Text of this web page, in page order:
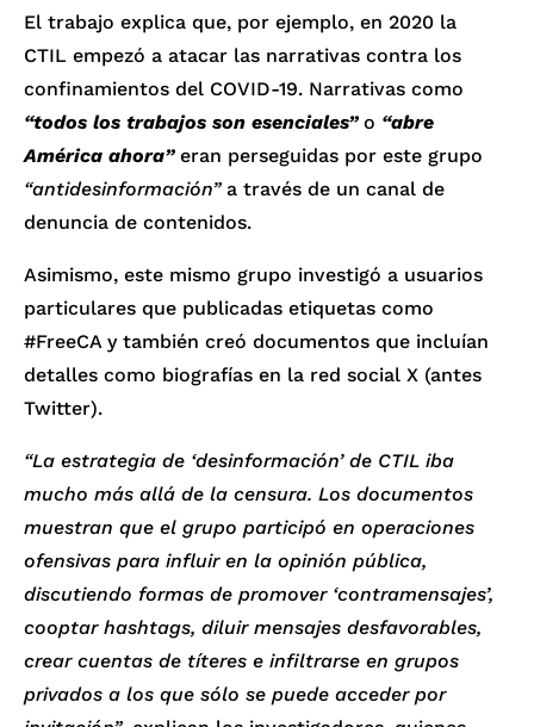
El trabajo explica que, por ejemplo, en 2020 la
CTIL empezó a atacar las narrativas contra los
confinamientos del COVID-19. Narrativas como
“todos los trabajos son esenciales”o “abre
América ahora” eran perseguidas por este grupo
“antidesinformación”a través de un canal de
denuncia de contenidos.
Asimismo, este mismo grupo investigó a usuarios
particulares que publicadas etiquetas como
#FreeCA y también creó documentos que incluían
detalles como biografías en la red social X (antes
Twitter).
“La estrategia de ‘desinformación’ de CTIL iba
mucho más allá de la censura. Los documentos
muestran que el grupo participó en operaciones
ofensivas para influir en la opinión pública,
discutiendo formas de promover ‘contramensajes’,
cooptar hashtags, diluir mensajes desfavorables,
crear cuentas de títeres e infiltrarse en grupos
privados a los que sólo se puede acceder por